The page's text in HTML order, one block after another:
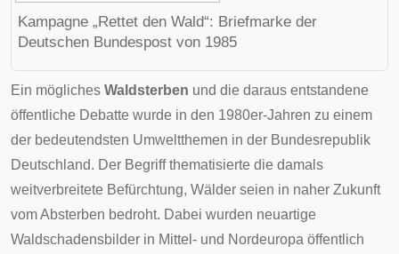
Kampagne „Rettet den Wald“: Briefmarke der
Deutschen Bundespost von 1985
Ein mögliches Waldsterben und die daraus entstandene
öffentliche Debatte wurde in den 1980er-Jahren zu einem
der bedeutendsten Umweltthemen in der Bundesrepublik
Deutschland. Der Begriff thematisierte die damals
weitverbreitete Befürchtung, Wälder seien in naher Zukunft
vom Absterben bedroht. Dabei wurden neuartige
Waldschadensbilder in Mittel- und Nordeuropa öffentlich